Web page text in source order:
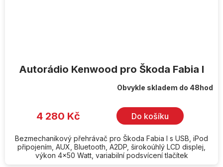
Autorádio Kenwood pro Škoda Fabia I
Obvykle skladem do 48hod
4 280 Kč Do košíku
Bezmechanikový přehrávač pro Škoda Fabia I s USB, iPod
připojením, AUX, Bluetooth, A2DP, širokoúhlý LCD displej,
výkon 4x50 Watt, variabilní podsvícení tlačítek